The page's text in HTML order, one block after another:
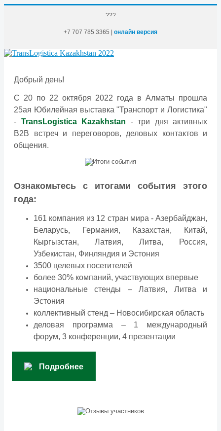
???
+7 707 785 3365 | онлайн версия
Добрый день!
С 20 по 22 октября 2022 года в Алматы прошла
25ая Юбилейная выставка "Транспорт и Логистика"
- TransLogistica Kazakhstan - три дня активных
В2В встреч и переговоров, деловых контактов и
общения.
Ознакомьтесь с итогами события этого
года:
161 компания из 12 стран мира - Азербайджан,
Беларусь, Германия, Казахстан, Китай,
Кыргызстан, Латвия, Литва, Россия,
Узбекистан, Финляндия и Эстония
3500 целевых посетителей
более 30% компаний, участвующих впервые
национальные стенды – Латвия, Литва и
Эстония
коллективный стенд – Новосибирская область
деловая программа – 1 международный
форум, 3 конференции, 4 презентации
Подробнее